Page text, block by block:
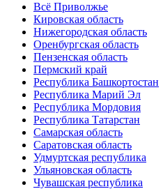
Всё Приволжье
Кировская область
Нижегородская область
Оренбургская область
Пензенская область
Пермский край
Республика Башкортостан
Республика Марий Эл
Республика Мордовия
Республика Татарстан
Самарская область
Саратовская область
Удмуртская республика
Ульяновская область
Чувашская республика